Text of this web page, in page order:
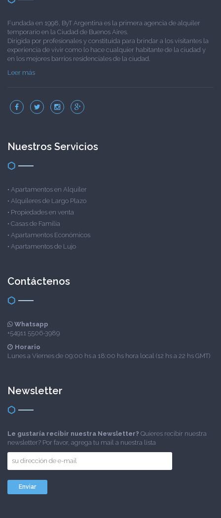
Fundada en 1998, ByT Argentina es la primera agencia de alquiler
temporario en la Ciudad de Buenos Aires.
Dirigida por profesionales y constituida para brindar a los visitantes la
experiencia de vivir como lo hace cualquier habitante de la ciudad y
en los mejores barrios residenciales de la ciudad.
Leer más
Nuestros Servicios
• Apartamentos en Alquiler
• Alquileres de Largo Plazo
• Propiedades en venta
• Casas de Familia
• Apartamentos Económicos
• Apartamentos de Lujo
Contáctenos
Whatsapp
+54911 5506-3989
Horario
Lunes a Viernes de 09:00 hs a 18:00 hs hora local (12 hs a 22 hs GMT)
Newsletter
Le gustaría recibir nuestra Newsletter? Quieres recibir nuestra
newsletter? Por favor, agrega tu mail a nuestra lista